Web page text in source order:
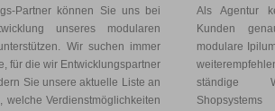
Partner können Sie uns bei
unseres modularen
Wir suchen immer
für die wir Entwicklungspartner
Sie unsere aktuelle Liste an
welche Verdienstmöglichkeiten
Als Agentur
Kunden
modulare
ständige